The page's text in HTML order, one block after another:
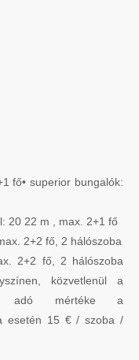
fő• superior bungalók:
20 22 m , max. 2+1 fő
2+2 fő, 2 hálószoba
2+2 fő, 2 hálószoba
közvetlenül a
adó mértéke a
esetén 15 € / szoba /